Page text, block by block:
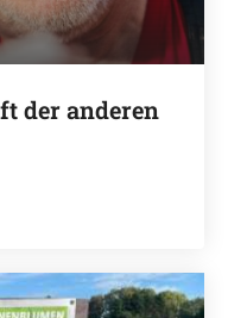
der anderen